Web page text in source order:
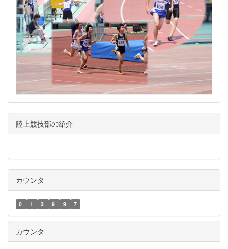
陸上競技部の紹介
カウンタ
0 1 3 9 9 7
カウンタ